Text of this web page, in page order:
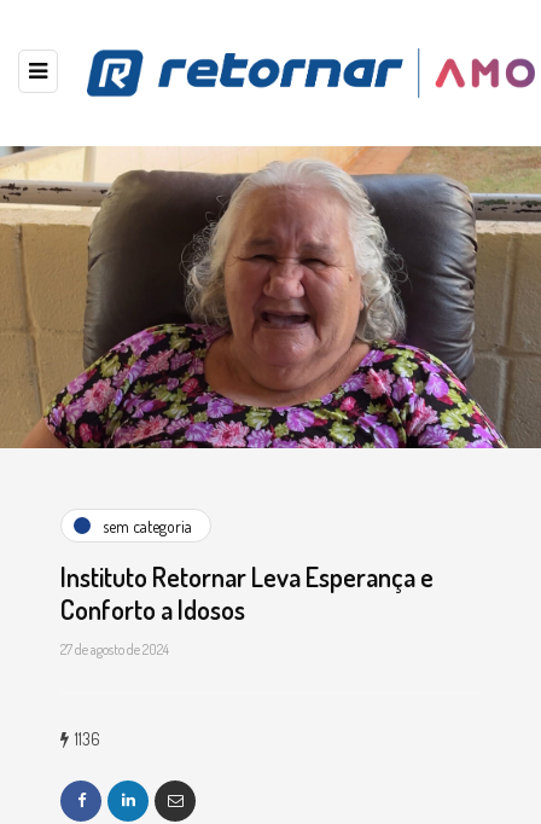
sem categoria
Instituto Retornar Leva Esperança e
Conforto a Idosos
27 de agosto de 2024
1136